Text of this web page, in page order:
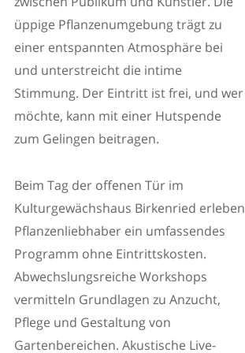
üppige Pflanzenumgebung trägt zu
einer entspannten Atmosphäre bei
und unterstreicht die intime
Stimmung. Der Eintritt ist frei, und wer
möchte, kann mit einer Hutspende
zum Gelingen beitragen.
Beim Tag der offenen Tür im
Kulturgewächshaus Birkenried erleben
Pflanzenliebhaber ein umfassendes
Programm ohne Eintrittskosten.
Abwechslungsreiche Workshops
vermitteln Grundlagen zu Anzucht,
Pflege und Gestaltung von
Gartenbereichen. Akustische Live-